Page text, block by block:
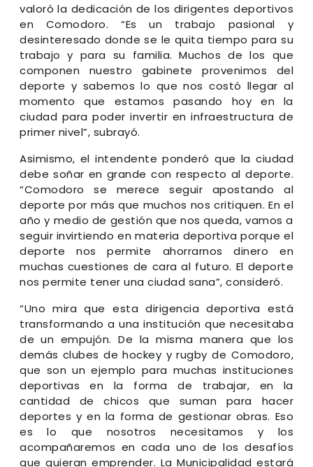
valoró la dedicación de los dirigentes deportivos
en Comodoro. “Es un trabajo pasional y
desinteresado donde se le quita tiempo para su
trabajo y para su familia. Muchos de los que
componen nuestro gabinete provenimos del
deporte y sabemos lo que nos costó llegar al
momento que estamos pasando hoy en la
ciudad para poder invertir en infraestructura de
primer nivel”, subrayó.
Asimismo, el intendente ponderó que la ciudad
debe soñar en grande con respecto al deporte.
“Comodoro se merece seguir apostando al
deporte por más que muchos nos critiquen. En el
año y medio de gestión que nos queda, vamos a
seguir invirtiendo en materia deportiva porque el
deporte nos permite ahorrarnos dinero en
muchas cuestiones de cara al futuro. El deporte
nos permite tener una ciudad sana”, consideró.
“Uno mira que esta dirigencia deportiva está
transformando a una institución que necesitaba
de un empujón. De la misma manera que los
demás clubes de hockey y rugby de Comodoro,
que son un ejemplo para muchas instituciones
deportivas en la forma de trabajar, en la
cantidad de chicos que suman para hacer
deportes y en la forma de gestionar obras. Eso
es lo que nosotros necesitamos y los
acompañaremos en cada uno de los desafíos
que quieran emprender. La Municipalidad estará